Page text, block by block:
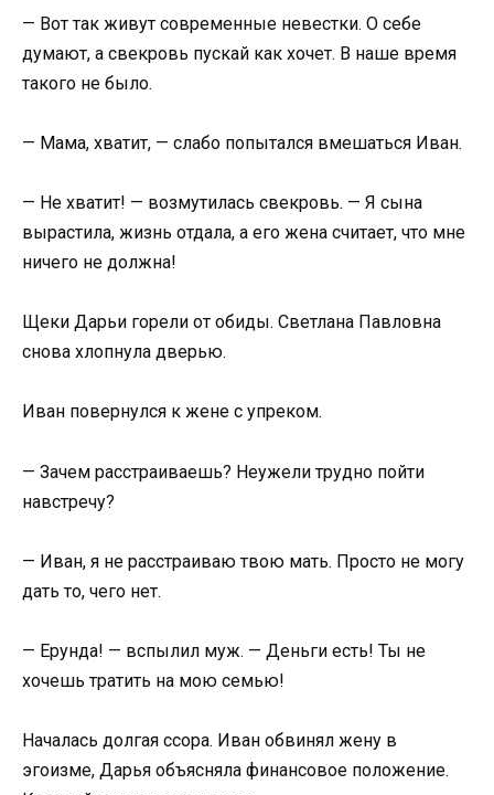
— Вот так живут современные невестки. О себе
думают, а свекровь пускай как хочет. В наше время
такого не было.
— Мама, хватит, — слабо попытался вмешаться Иван.
— Не хватит! — возмутилась свекровь. — Я сына
вырастила, жизнь отдала, а его жена считает, что мне
ничего не должна!
Щеки Дарьи горели от обиды. Светлана Павловна
снова хлопнула дверью.
Иван повернулся к жене с упреком.
— Зачем расстраиваешь? Неужели трудно пойти
навстречу?
— Иван, я не расстраиваю твою мать. Просто не могу
дать то, чего нет.
— Ерунда! — вспылил муж. — Деньги есть! Ты не
хочешь тратить на мою семью!
Началась долгая ссора. Иван обвинял жену в
эгоизме, Дарья объясняла финансовое положение.